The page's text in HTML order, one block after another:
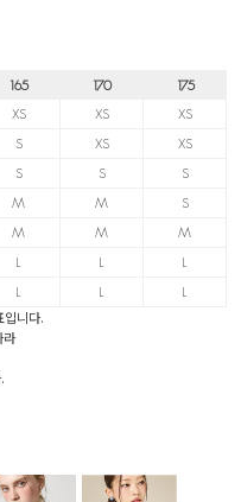
165 170
175
XS XS
XS
S XS
XS
S S
S
M M
S
M M
M
L L
L
L L L
입니다.
라